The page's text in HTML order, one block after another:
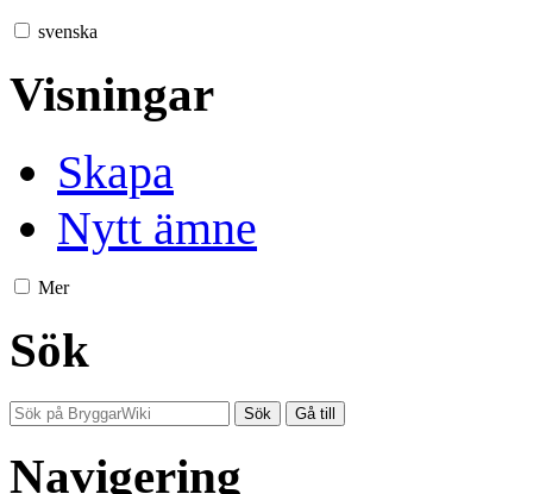
svenska
Visningar
Skapa
Nytt ämne
Mer
Sök
Navigering